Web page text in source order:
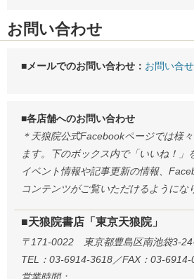
お問い合わせ
■メールでのお問い合わせ： お問い合
■各店舗へのお問い合わせ
＊天狼院公式Facebookページでは様
ます。下のボックス内で「いいね！」
イベント情報や記事更新の情報、
コンテンツがご覧いただけるようにな
■天狼院書店「東京天狼院」
〒171-0022 東京都豊島区南池袋3-
TEL：03-6914-3618／FAX：03-6914-